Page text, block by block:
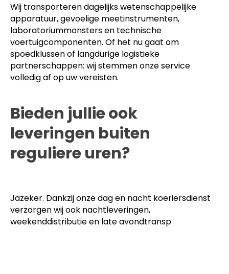
Wij transporteren dagelijks wetenschappelijke
apparatuur, gevoelige meetinstrumenten,
laboratoriummonsters en technische
voertuigcomponenten. Of het nu gaat om
spoedklussen of langdurige logistieke
partnerschappen: wij stemmen onze service
volledig af op uw vereisten.
Bieden jullie ook
leveringen buiten
reguliere uren?
Jazeker. Dankzij onze dag en nacht koeriersdienst
verzorgen wij ook nachtleveringen,
weekenddistributie en late avondtransp